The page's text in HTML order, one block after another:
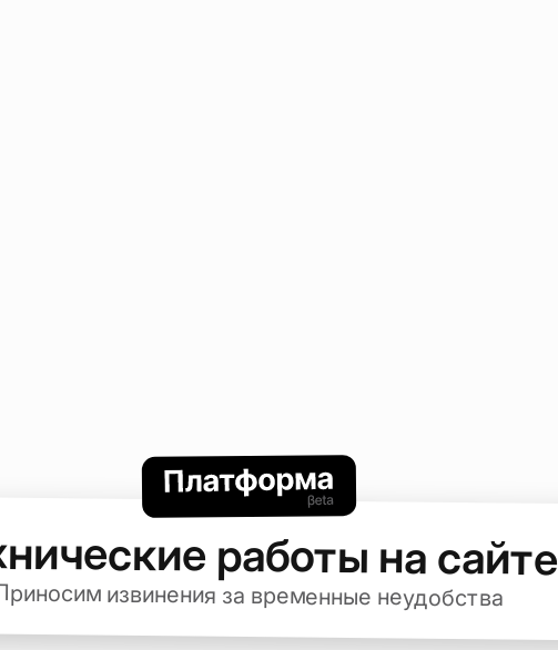
работы на сайте
извинения за временные неудобства